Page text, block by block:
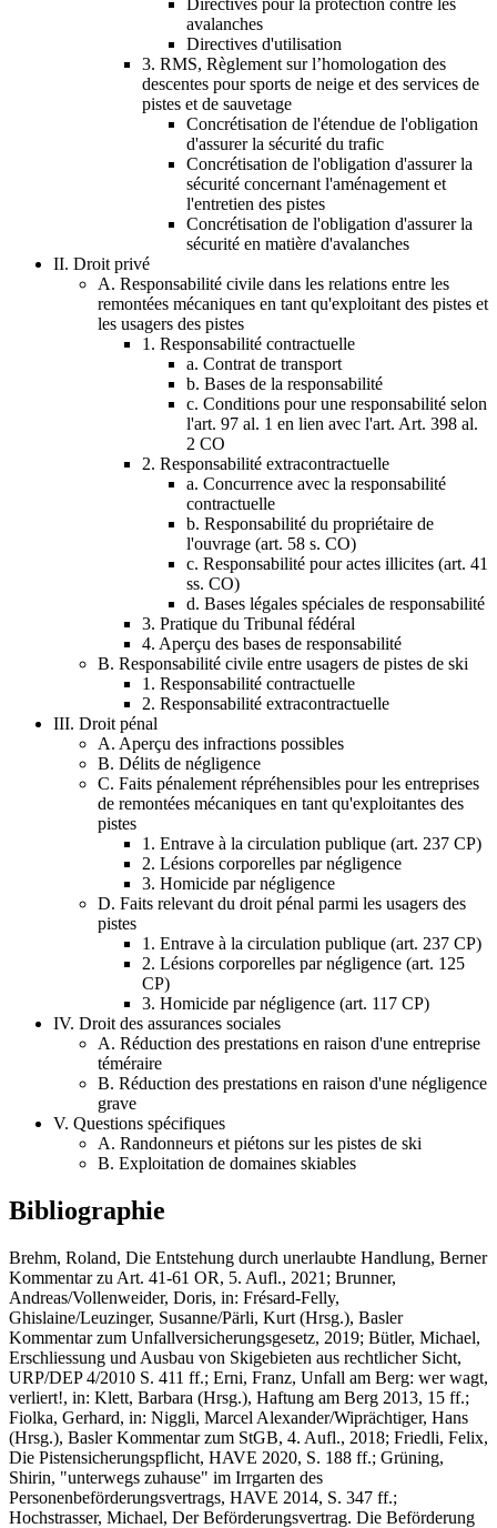
Directives pour la protection contre les
avalanches
Directives d'utilisation
3. RMS, Règlement sur l’homologation des
descentes pour sports de neige et des services de
pistes et de sauvetage
Concrétisation de l'étendue de l'obligation
d'assurer la sécurité du trafic
Concrétisation de l'obligation d'assurer la
sécurité concernant l'aménagement et
l'entretien des pistes
Concrétisation de l'obligation d'assurer la
sécurité en matière d'avalanches
II. Droit privé
A. Responsabilité civile dans les relations entre les
remontées mécaniques en tant qu'exploitant des pistes et
les usagers des pistes
1. Responsabilité contractuelle
a. Contrat de transport
b. Bases de la responsabilité
c. Conditions pour une responsabilité selon
l'art. 97 al. 1 en lien avec l'art. Art. 398 al.
2 CO
2. Responsabilité extracontractuelle
a. Concurrence avec la responsabilité
contractuelle
b. Responsabilité du propriétaire de
l'ouvrage (art. 58 s. CO)
c. Responsabilité pour actes illicites (art. 41
ss. CO)
d. Bases légales spéciales de responsabilité
3. Pratique du Tribunal fédéral
4. Aperçu des bases de responsabilité
B. Responsabilité civile entre usagers de pistes de ski
1. Responsabilité contractuelle
2. Responsabilité extracontractuelle
III. Droit pénal
A. Aperçu des infractions possibles
B. Délits de négligence
C. Faits pénalement répréhensibles pour les entreprises
de remontées mécaniques en tant qu'exploitantes des
pistes
1. Entrave à la circulation publique (art. 237 CP)
2. Lésions corporelles par négligence
3. Homicide par négligence
D. Faits relevant du droit pénal parmi les usagers des
pistes
1. Entrave à la circulation publique (art. 237 CP)
2. Lésions corporelles par négligence (art. 125
CP)
3. Homicide par négligence (art. 117 CP)
IV. Droit des assurances sociales
A. Réduction des prestations en raison d'une entreprise
téméraire
B. Réduction des prestations en raison d'une négligence
grave
V. Questions spécifiques
A. Randonneurs et piétons sur les pistes de ski
B. Exploitation de domaines skiables
Bibliographie
Brehm, Roland, Die Entstehung durch unerlaubte Handlung, Berner
Kommentar zu Art. 41-61 OR, 5. Aufl., 2021; Brunner,
Andreas/Vollenweider, Doris, in: Frésard-Felly,
Ghislaine/Leuzinger, Susanne/Pärli, Kurt (Hrsg.), Basler
Kommentar zum Unfallversicherungsgesetz, 2019; Bütler, Michael,
Erschliessung und Ausbau von Skigebieten aus rechtlicher Sicht,
URP/DEP 4/2010 S. 411 ff.; Erni, Franz, Unfall am Berg: wer wagt,
verliert!, in: Klett, Barbara (Hrsg.), Haftung am Berg 2013, 15 ff.;
Fiolka, Gerhard, in: Niggli, Marcel Alexander/Wiprächtiger, Hans
(Hrsg.), Basler Kommentar zum StGB, 4. Aufl., 2018; Friedli, Felix,
Die Pistensicherungspflicht, HAVE 2020, S. 188 ff.; Grüning,
Shirin, "unterwegs zuhause" im Irrgarten des
Personenbeförderungsvertrags, HAVE 2014, S. 347 ff.;
Hochstrasser, Michael, Der Beförderungsvertrag. Die Beförderung